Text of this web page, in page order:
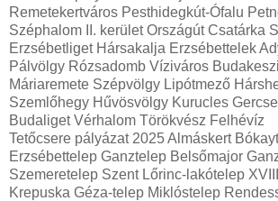
Remetekertváros Pesthidegkút-Ófalu
Széphalom II. kerület Országút Csatárka
Erzsébetliget Hársakalja Erzsébettelek
Pálvölgy Rózsadomb Víziváros
Máriaremete Szépvölgy Lipótmező
Szemlőhegy Hűvösvölgy Kurucles
Budaliget Vérhalom Törökvész Felhévíz
Tetőcsere pályázat 2025 Almáskert
Erzsébettelep Ganztelep Belsőmajor
Szemeretelep Szent Lőrinc-lakótelep
Krepuska Géza-telep Miklóstelep